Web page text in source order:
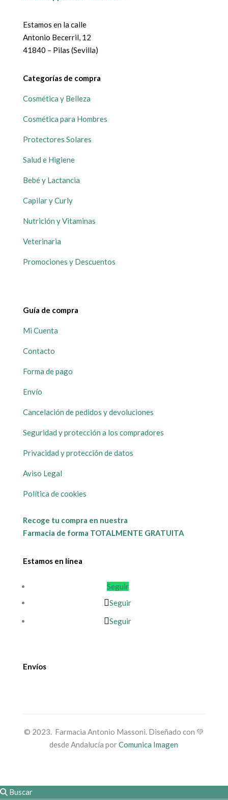
Estamos en la calle
Antonio Becerril, 12
41840 – Pilas (Sevilla)
Categorías de compra
Cosmética y Belleza
Cosmética para Hombres
Protectores Solares
Salud e Higiene
Bebé y Lactancia
Capilar y Curly
Nutrición y Vitaminas
Veterinaria
Promociones y Descuentos
Guía de compra
Mi Cuenta
Contacto
Forma de pago
Envío
Cancelación de pedidos y devoluciones
Seguridad y protección a los compradores
Privacidad y protección de datos
Aviso Legal
Política de cookies
Recoge tu compra en nuestra
Farmacia de forma TOTALMENTE GRATUITA
Estamos en línea
Seguir
Seguir
Seguir
Envíos
© 2023. Farmacia Antonio Massoni. Diseñado con 💚
desde Andalucía porComunica Imagen
Buscar